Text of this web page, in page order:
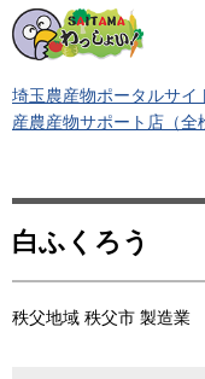
埼玉農産物ポータルサイ
産農産物サポート店（全
白ふくろう
秩父地域 秩父市 製造業